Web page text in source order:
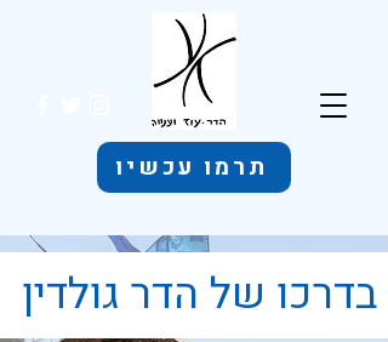
תרמו עכשיו
בדרכו של הדר גולדין